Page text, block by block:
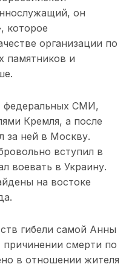
он
которое
организации по
памятников и
федеральных СМИ,
Кремля, а после
за ней в Москву.
вступил в
воевать в Украину.
на востоке
гибели самой Анны
смерти по
в отношении жителя